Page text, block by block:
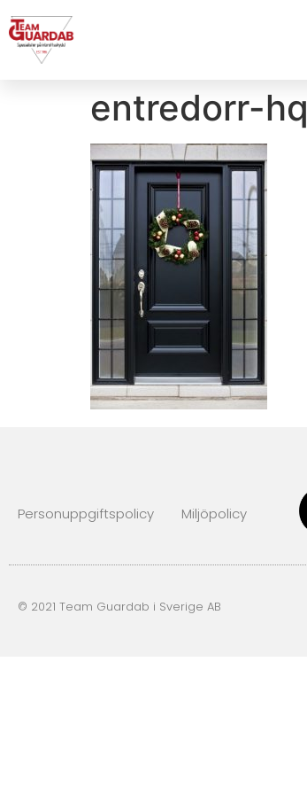
entredorr-hq
Personuppgiftspolicy Miljöpolicy
© 2021 Team Guardab i Sverige AB